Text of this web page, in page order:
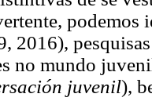
podemos
2016),
no mundo
juvenil),